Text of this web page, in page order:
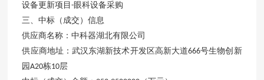
设备更新项目-眼科设备采购
三、中标（成交）信息
供应商名称：中科器湖北有限公司
供应商地址：武汉东湖新技术开发区高新大道666号生物创新
园A20栋10层